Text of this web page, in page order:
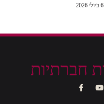
6 ביולי 2026